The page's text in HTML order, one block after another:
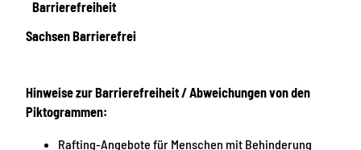
Barrierefreiheit
Sachsen Barrierefrei
Hinweise zur Barrierefreiheit / Abweichungen von den
Piktogrammen:
Rafting-Angebote für Menschen mit Behinderung